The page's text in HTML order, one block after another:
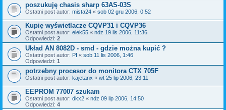
poszukuję chasis sharp 63AS-03S
Ostatni post autor: mista24 « sob 02 gru 2006, 0:52
Kupię wyświetlacze CQVP31 i CQVP36
Ostatni post autor: elek55 « ndz 19 lis 2006, 11:36
Odpowiedzi: 2
Układ AN 8082D - smd - gdzie można kupić ?
Ostatni post autor: PI « sob 11 lis 2006, 1:46
Odpowiedzi: 1
potrzebny procesor do monitora CTX 705F
Ostatni post autor: kajetanx « wt 25 lip 2006, 23:11
EEPROM 77007 szukam
Ostatni post autor: dkx2 « ndz 09 lip 2006, 14:50
Odpowiedzi: 4